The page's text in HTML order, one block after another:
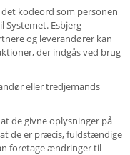
kodeord som personen
Systemet. Esbjerg
og leverandører kan
der indgås ved brug
eller tredjemands
de givne oplysninger på
de er præcis, fuldstændige
foretage ændringer til